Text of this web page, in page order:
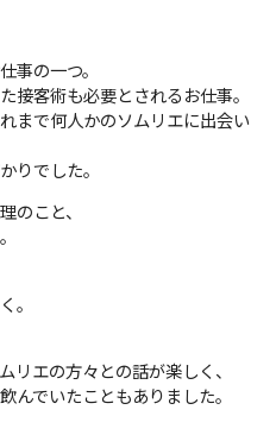
事の一つ。
接客術も必要とされるお仕事。
まで何人かのソムリエに出会い
りでした。
のこと、
。
リエの方々との話が楽しく、
んでいたこともありました。